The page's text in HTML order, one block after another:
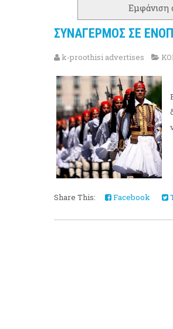
Εμφάνιση
ΣΥΝΑΓΕΡΜΟΣ ΣΕ
k-proothisi advertises
Share This: Facebook